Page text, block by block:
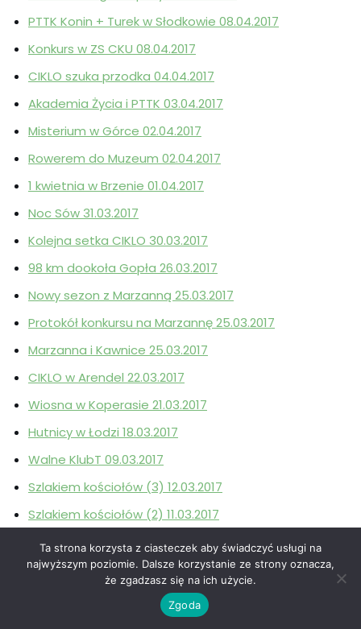
PTTK Konin + Turek w Słodkowie 08.04.2017
Konkurs w ZS CKU 08.04.2017
CIKLO szuka przodka 04.04.2017
Akademia Życia i PTTK 03.04.2017
Misterium w Górce 02.04.2017
Rowerem do Muzeum 02.04.2017
1 kwietnia w Brzenie 01.04.2017
Noc Sów 31.03.2017
Kolejna setka CIKLO 30.03.2017
98 km dookoła Gopła 26.03.2017
Nowy sezon z Marzanną 25.03.2017
Protokół konkursu na Marzannę 25.03.2017
Marzanna i Kawnice 25.03.2017
CIKLO w Arendel 22.03.2017
Wiosna w Koperasie 21.03.2017
Hutnicy w Łodzi 18.03.2017
Walne KlubT 09.03.2017
Szlakiem kościołów (3) 12.03.2017
Szlakiem kościołów (2) 11.03.2017
Szlakiem kościołów (1) 05.03.2017
Rowerem do Kościelca 04.03.2017
Po Kwiatek do Kościelca 04.03.2017
Ta strona korzysta z ciasteczek aby świadczyć usługi na
najwyższym poziomie. Dalsze korzystanie ze strony oznacza,
że zgadzasz się na ich użycie.
Zgoda